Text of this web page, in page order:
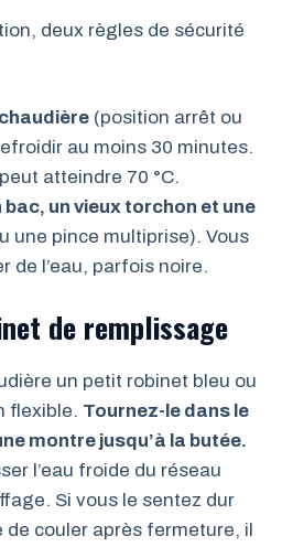
deux règles de sécurité
(position arrêt ou
au moins 30 minutes.
atteindre 70 °C.
bac, un vieux torchon et une
une pince multiprise). Vous
de l’eau, parfois noire.
de remplissage
un petit robinet bleu ou
flexible. Tournez-le dans le
montre jusqu’à la butée.
l’eau froide du réseau
Si vous le sentez dur
de couler après fermeture, il